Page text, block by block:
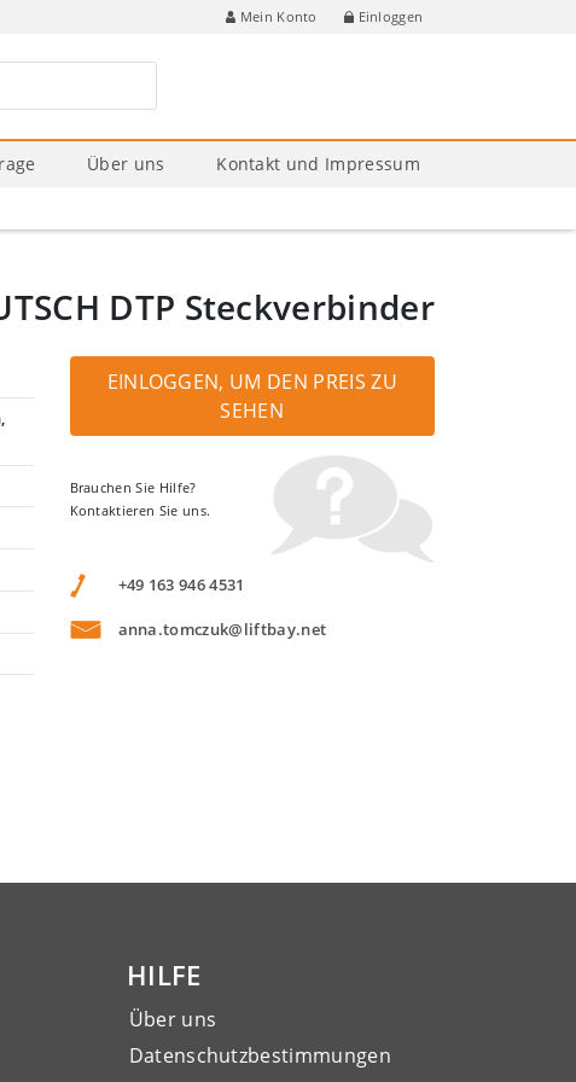
Mein Konto Einloggen
Über uns Kontakt und Impressum
DTP Steckverbinder
EINLOGGEN, UM DEN PREIS ZU
SEHEN
Brauchen Sie Hilfe?
Kontaktieren Sie uns.
+49 163 946 4531
anna.tomczuk@liftbay.net
HILFE
Über uns
Datenschutzbestimmungen